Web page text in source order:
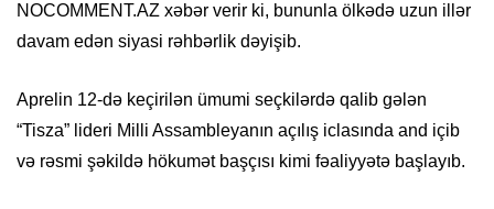
NOCOMMENT.AZ xəbər verir ki, bununla ölkədə uzun illər
davam edən siyasi rəhbərlik dəyişib.
Aprelin 12-də keçirilən ümumi seçkilərdə qalib gələn
“Tisza” lideri Milli Assambleyanın açılış iclasında and içib
və rəsmi şəkildə hökumət başçısı kimi fəaliyyətə başlayıb.